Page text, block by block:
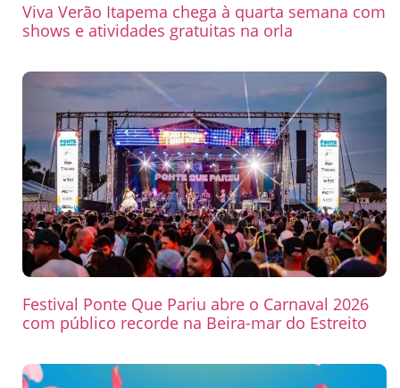
Viva Verão Itapema chega à quarta semana com
shows e atividades gratuitas na orla
Festival Ponte Que Pariu abre o Carnaval 2026
com público recorde na Beira-mar do Estreito